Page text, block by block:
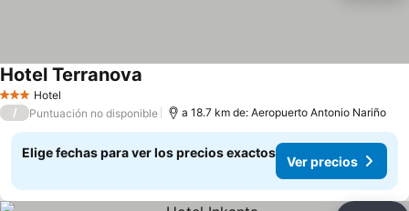
3 Estrellas
Hotel
Hotel Terranova
/ Puntuación no disponible a 18.7 km de: Aeropuerto Antonio Nariño
Elige fechas para ver los precios exactos
Ver precios